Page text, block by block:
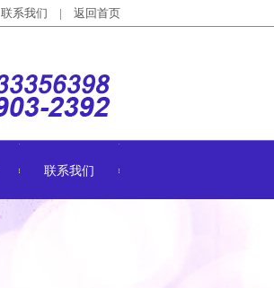
联系我们 | 返回首页
联系我们